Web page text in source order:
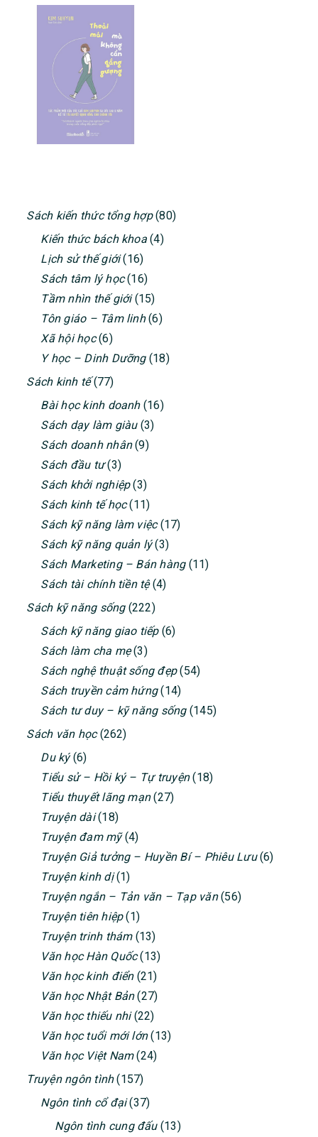
PRIMARY
SIDEBAR
Sách kiến thức tổng hợp(80)
Kiến thức bách khoa(4)
Lịch sử thế giới(16)
Sách tâm lý học(16)
Tầm nhìn thế giới(15)
Tôn giáo – Tâm linh(6)
Xã hội học(6)
Y học – Dinh Dưỡng(18)
Sách kinh tế(77)
Bài học kinh doanh(16)
Sách dạy làm giàu(3)
Sách doanh nhân(9)
Sách đầu tư(3)
Sách khởi nghiệp(3)
Sách kinh tế học(11)
Sách kỹ năng làm việc(17)
Sách kỹ năng quản lý(3)
Sách Marketing – Bán hàng(11)
Sách tài chính tiền tệ(4)
Sách kỹ năng sống(222)
Sách kỹ năng giao tiếp(6)
Sách làm cha mẹ(3)
Sách nghệ thuật sống đẹp(54)
Sách truyền cảm hứng(14)
Sách tư duy – kỹ năng sống(145)
Sách văn học(262)
Du ký(6)
Tiểu sử – Hồi ký – Tự truyện(18)
Tiểu thuyết lãng mạn(27)
Truyện dài(18)
Truyện đam mỹ(4)
Truyện Giả tưởng – Huyền Bí – Phiêu Lưu(6)
Truyện kinh dị(1)
Truyện ngắn – Tản văn – Tạp văn(56)
Truyện tiên hiệp(1)
Truyện trinh thám(13)
Văn học Hàn Quốc(13)
Văn học kinh điển(21)
Văn học Nhật Bản(27)
Văn học thiếu nhi(22)
Văn học tuổi mới lớn(13)
Văn học Việt Nam(24)
Truyện ngôn tình(157)
Ngôn tình cổ đại(37)
Ngôn tình cung đấu(13)